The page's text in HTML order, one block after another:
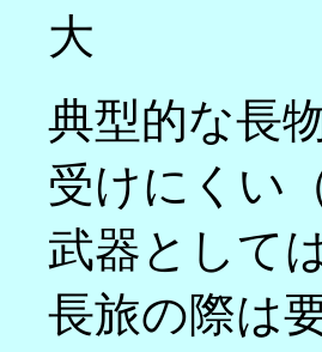
大
典型的な長
受けにくい
武器として
長旅の際は